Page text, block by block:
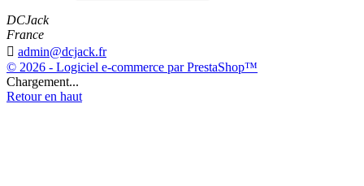
DCJack
France
 admin@dcjack.fr
© 2026 - Logiciel e-commerce par PrestaShop™
Chargement...
Retour en haut